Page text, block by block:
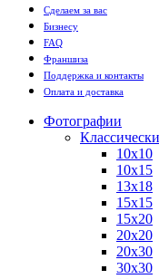
Сделаем за вас
Бизнесу
FAQ
Франшиза
Поддержка и контакты
Оплата и доставка
Фотографии
10х10
10х15
13х18
15х15
15х20
20х20
20х30
30х30